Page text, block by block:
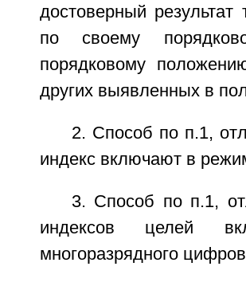
достоверный
по своему
порядковому
других выявленных в
2. Способ по п.1,
индекс включают в
3. Способ по п.1,
индексов целей
многоразрядного